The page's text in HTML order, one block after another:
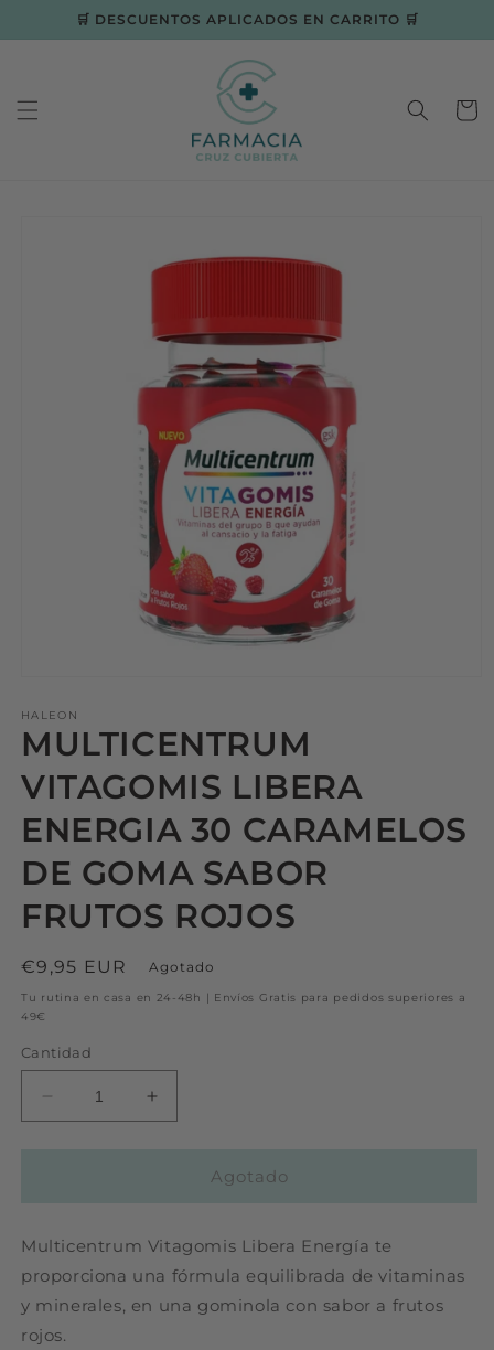
directamente
al contenido
🛒 DESCUENTOS APLICADOS EN CARRITO 🛒
Carrito
HALEON
MULTICENTRUM
VITAGOMIS LIBERA
ENERGIA 30 CARAMELOS
DE GOMA SABOR
FRUTOS ROJOS
Precio
habitual
€9,95 EUR Agotado
Tu rutina en casa en 24-48h | Envíos Gratis para pedidos superiores a
49€
Cantidad
Reducir
cantidad
ENERGIA
30
CARAMELOS
DE
GOMA
Aumentar
cantidad
MULTICENTRUM
ENERGIA
30
CARAMELOS
DE
Agotado
Multicentrum Vitagomis Libera Energía te
proporciona una fórmula equilibrada de vitaminas
y minerales, en una gominola con sabor a frutos
rojos.